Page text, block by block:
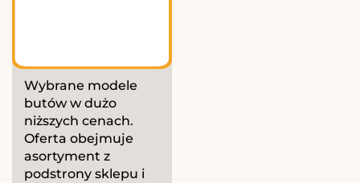
Wybrane modele
butów w dużo
niższych cenach.
Oferta obejmuje
asortyment z
podstrony sklepu i